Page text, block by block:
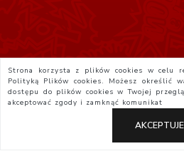
Strona korzysta z plików cookies w celu
Polityką Plików cookies. Możesz określić
dostępu do plików cookies w Twojej
akceptować zgody i zamknąć komunikat
AKCEPTUJE